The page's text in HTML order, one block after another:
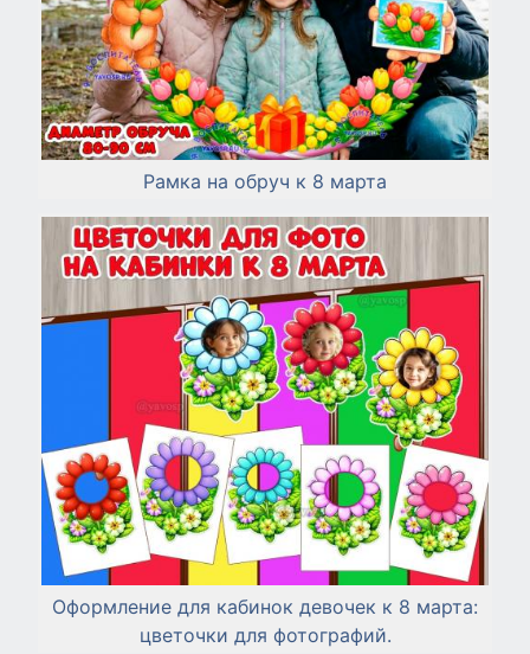
Рамка на обруч к 8 марта
Оформление для кабинок девочек к 8 марта:
цветочки для фотографий.